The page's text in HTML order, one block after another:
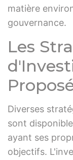
matière
gouvernance.
Les
Diverses
sont
ayant ses
objectifs.